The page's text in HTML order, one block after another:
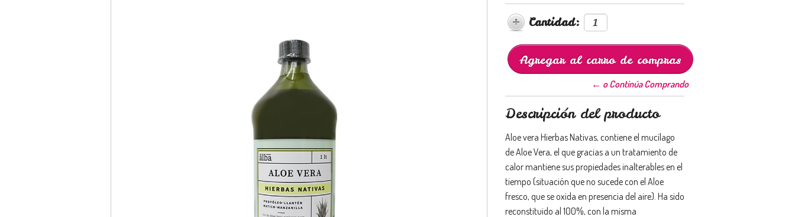
Cantidad:
← o Continúa Comprando
Descripción del producto
Aloe vera Hierbas Nativas, contiene el mucílago
de Aloe Vera, el que gracias a un tratamiento de
calor mantiene sus propiedades inalterables en el
tiempo (situación que no sucede con el Aloe
fresco, que se oxida en presencia del aire). Ha sido
reconstituido al 100%, con la misma